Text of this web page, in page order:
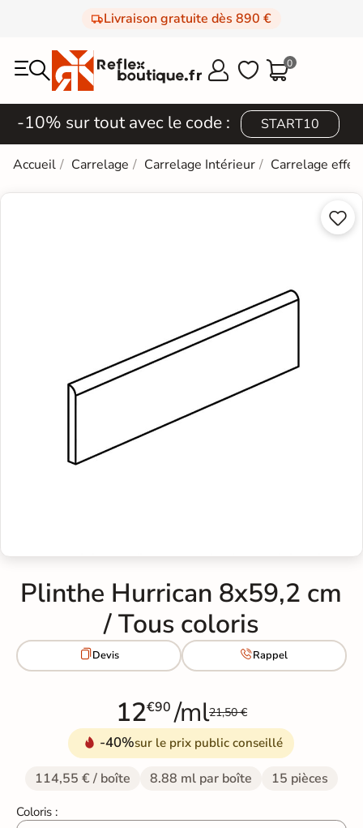
Livraison gratuite dès 890 €
  0
-10% sur tout avec le code : START10
Accueil Carrelage Carrelage Intérieur Carrelage effet


Plinthe Hurrican 8x59,2 cm
/ Tous coloris
Devis Rappel
12€90 /ml21,50 €
-40%sur le prix public conseillé
114,55 € / boîte 8.88 ml par boîte 15 pièces
Coloris :